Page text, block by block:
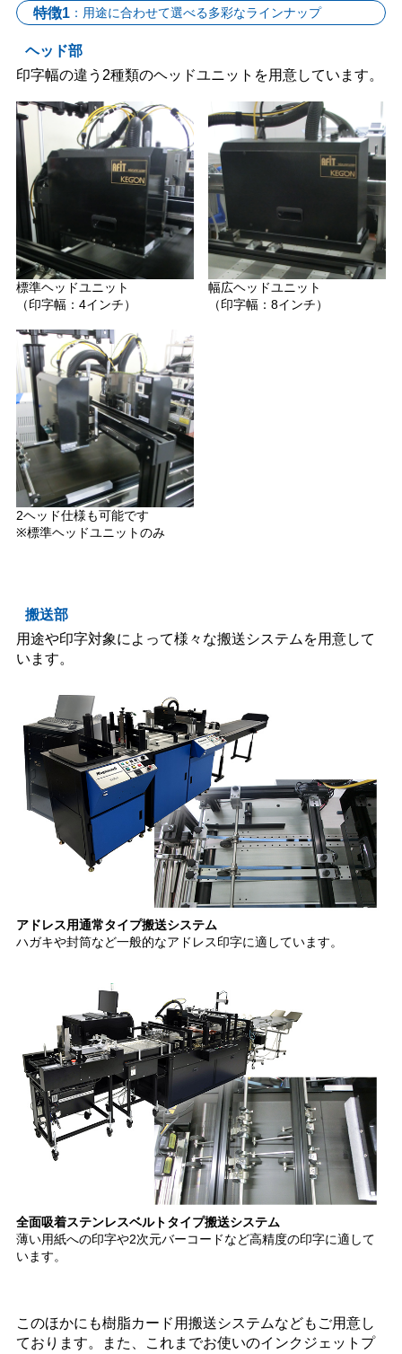
特徴1 ：用途に合わせて選べる多彩なラインナップ
ヘッド部
印字幅の違う2種類のヘッドユニットを用意しています。
標準ヘッドユニット
（印字幅：4インチ）
幅広ヘッドユニット
（印字幅：8インチ）
2ヘッド仕様も可能です
※標準ヘッドユニットのみ
搬送部
用途や印字対象によって様々な搬送システムを用意して
います。
アドレス用通常タイプ搬送システム
ハガキや封筒など一般的なアドレス印字に適しています。
全面吸着ステンレスベルトタイプ搬送システム
薄い用紙への印字や2次元バーコードなど高精度の印字に適して
います。
このほかにも樹脂カード用搬送システムなどもご用意し
ております。また、これまでお使いのインクジェットプ